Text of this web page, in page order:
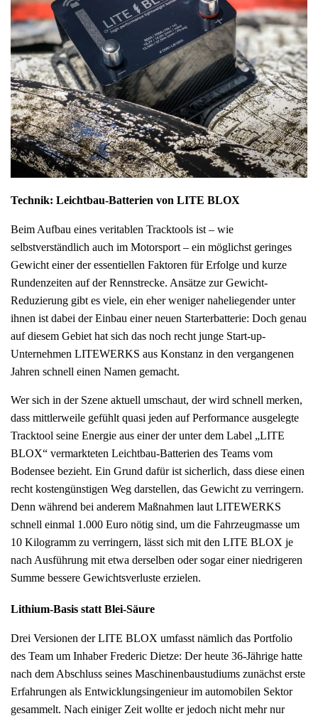
Technik: Leichtbau-Batterien von LITE BLOX
Beim Aufbau eines veritablen Tracktools ist – wie
selbstverständlich auch im Motorsport – ein möglichst geringes
Gewicht einer der essentiellen Faktoren für Erfolge und kurze
Rundenzeiten auf der Rennstrecke. Ansätze zur Gewicht-
Reduzierung gibt es viele, ein eher weniger naheliegender unter
ihnen ist dabei der Einbau einer neuen Starterbatterie: Doch genau
auf diesem Gebiet hat sich das noch recht junge Start-up-
Unternehmen LITEWERKS aus Konstanz in den vergangenen
Jahren schnell einen Namen gemacht.
Wer sich in der Szene aktuell umschaut, der wird schnell merken,
dass mittlerweile gefühlt quasi jeden auf Performance ausgelegte
Tracktool seine Energie aus einer der unter dem Label „LITE
BLOX“ vermarkteten Leichtbau-Batterien des Teams vom
Bodensee bezieht. Ein Grund dafür ist sicherlich, dass diese einen
recht kostengünstigen Weg darstellen, das Gewicht zu verringern.
Denn während bei anderem Maßnahmen laut LITEWERKS
schnell einmal 1.000 Euro nötig sind, um die Fahrzeugmasse um
10 Kilogramm zu verringern, lässt sich mit den LITE BLOX je
nach Ausführung mit etwa derselben oder sogar einer niedrigeren
Summe bessere Gewichtsverluste erzielen.
Lithium-Basis statt Blei-Säure
Drei Versionen der LITE BLOX umfasst nämlich das Portfolio
des Team um Inhaber Frederic Dietze: Der heute 36-Jährige hatte
nach dem Abschluss seines Maschinenbaustudiums zunächst erste
Erfahrungen als Entwicklungsingenieur im automobilen Sektor
gesammelt. Nach einiger Zeit wollte er jedoch nicht mehr nur